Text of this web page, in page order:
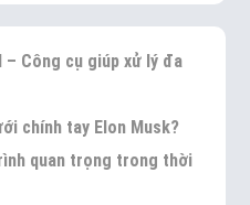
Công cụ giúp xử lý đa
chính tay Elon Musk?
quan trọng trong thời